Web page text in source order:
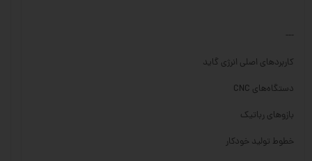
---
کاربردهای اصلی انرژی گاید
دستگاه‌های CNC
بازوهای رباتیک
خطوط تولید خودکار